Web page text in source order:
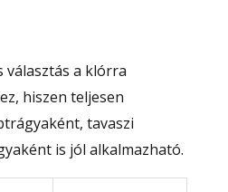
választás a klórra
hiszen teljesen
tavaszi
is jól alkalmazható.